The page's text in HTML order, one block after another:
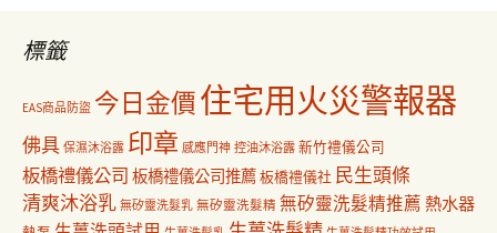
標籤
EAS商品防盜 今日金價住宅用火災警報器
佛具 保濕沐浴露 印章 感應門神 控油沐浴露 新竹禮儀公司
板橋禮儀公司 板橋禮儀公司推薦板橋禮儀社 民生頭條
清爽沐浴乳 無矽靈洗髮乳 無矽靈洗髮精 無矽靈洗髮精推薦 熱水器